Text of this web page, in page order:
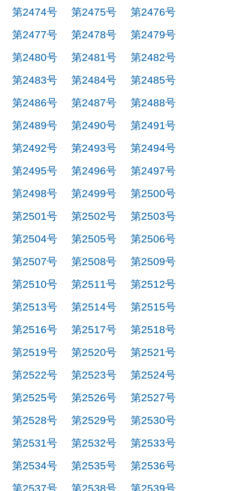
第2474号
第2475号
第2476号
第2477号
第2478号
第2479号
第2480号
第2481号
第2482号
第2483号
第2484号
第2485号
第2486号
第2487号
第2488号
第2489号
第2490号
第2491号
第2492号
第2493号
第2494号
第2495号
第2496号
第2497号
第2498号
第2499号
第2500号
第2501号
第2502号
第2503号
第2504号
第2505号
第2506号
第2507号
第2508号
第2509号
第2510号
第2511号
第2512号
第2513号
第2514号
第2515号
第2516号
第2517号
第2518号
第2519号
第2520号
第2521号
第2522号
第2523号
第2524号
第2525号
第2526号
第2527号
第2528号
第2529号
第2530号
第2531号
第2532号
第2533号
第2534号
第2535号
第2536号
第2537号
第2538号
第2539号